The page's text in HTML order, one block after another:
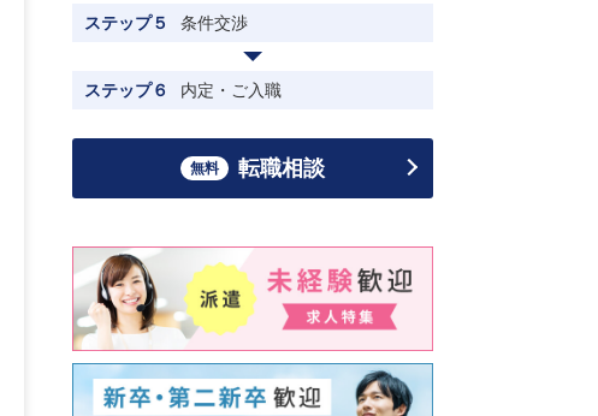
ステップ５ 条件交渉
ステップ６ 内定・ご入職
無料 転職相談